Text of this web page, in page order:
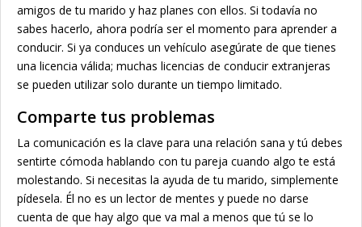
amigos de tu marido y haz planes con ellos. Si todavía no
sabes hacerlo, ahora podría ser el momento para aprender a
conducir. Si ya conduces un vehículo asegúrate de que tienes
una licencia válida; muchas licencias de conducir extranjeras
se pueden utilizar solo durante un tiempo limitado.
Comparte tus problemas
La comunicación es la clave para una relación sana y tú debes
sentirte cómoda hablando con tu pareja cuando algo te está
molestando. Si necesitas la ayuda de tu marido, simplemente
pídesela. Él no es un lector de mentes y puede no darse
cuenta de que hay algo que va mal a menos que tú se lo